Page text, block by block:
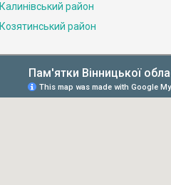
Калинівський район
Козятинський район